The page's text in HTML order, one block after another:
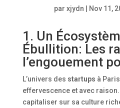
parxjydn | Nov 11,
1. Un
Ébullition: Les
l’engouement
L’univers des startups à
effervescence et avec
capitaliser sur sa culture